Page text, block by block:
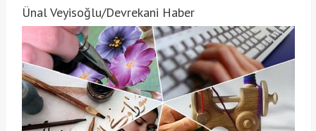
Ünal Veyisoğlu/Devrekani Haber